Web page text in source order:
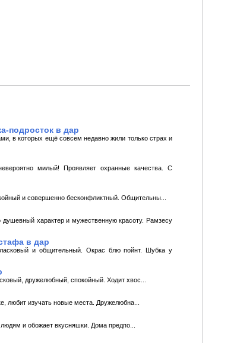
подросток в дар
в которых ещё совсем недавно жили только страх и
милый! Проявляет охранные качества. С
и совершенно бесконфликтный. Общительны...
характер и мужественную красоту. Рамзесу
в дар
и общительный. Окрас блю пойнт. Шубка у
дружелюбный, спокойный. Ходит хвос...
любит изучать новые места. Дружелюбна...
и обожает вкусняшки. Дома предпо...